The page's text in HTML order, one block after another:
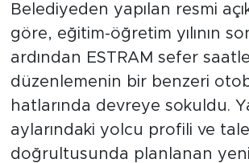
Belediyeden yapılan resmi
göre, eğitim-öğretim yılının
ardından ESTRAM sefer
düzenlemenin bir benzeri
hatlarında devreye sokuldu.
aylarındaki yolcu profili ve
doğrultusunda planlanan